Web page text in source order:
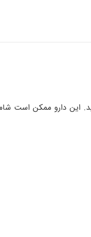
این دارو ممکن است